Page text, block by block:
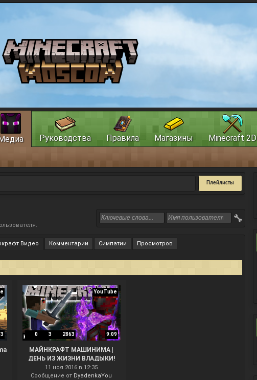
Плейлисты
.
Видео Комментарии Симпатии
Просмотров
YouTube
0 3 2863 9:09
МАЙНКРАФТ МАШИНИМА |
ДЕНЬ ИЗ ЖИЗНИ ВЛАДЫКИ!
11 ноя 2016 в 12:35
Сообщение от DyadenkaYou
Руководства Правила Магазины Minecraft 2D